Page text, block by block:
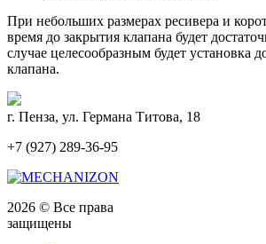
При небольших размерах ресивера и
время до закрытия клапана будет
случае целесообразным будет установка
клапана.
г. Пенза, ул. Германа Титова, 18
+7 (927) 289-36-95
2026 © Все права
защищены